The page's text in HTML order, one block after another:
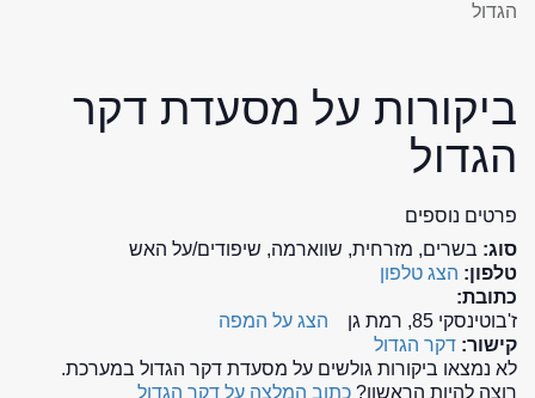
הגדול
ביקורות על מסעדת דקר
הגדול
פרטים נוספים
סוג: בשרים, מזרחית, שווארמה, שיפודים/על האש
טלפון: הצג טלפון
כתובת:
ז'בוטינסקי 85, רמת גן
הצג על המפה
קישור: דקר הגדול
לא נמצאו ביקורות גולשים על מסעדת דקר הגדול במערכת.
רוצה להיות הראשון? כתוב המלצה על דקר הגדול